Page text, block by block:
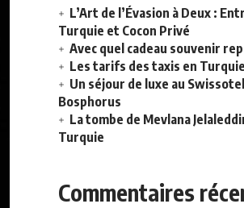
L’Art de l’Évasion à Deux :
Turquie et Cocon Privé
Avec quel cadeau souvenir
Les tarifs des taxis en Turquie
Un séjour de luxe au
Bosphorus
La tombe de Mevlana
Turquie
Commentaires